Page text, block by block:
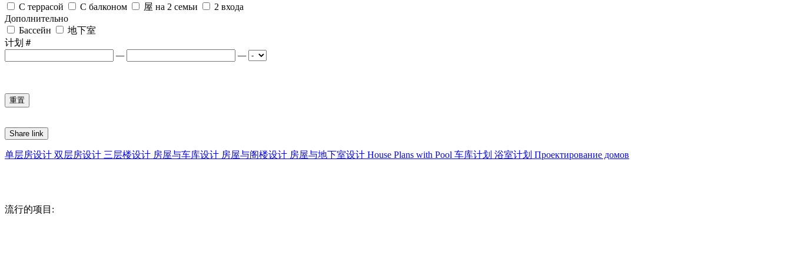
С террасой
С балконом 屋 на 2 семьи
2 входа
Дополнительно
Бассейн
地下室
计划＃
—
—
Share link
单层房设计 双层房设计 三层楼设计 房屋与车库设计 房屋与阁楼设计 房屋与地下室设计 House Plans with Pool 车库计划 浴室计划 Проектирование домов
流行的项目: